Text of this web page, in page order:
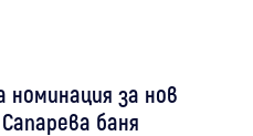
номинация за нов
баня